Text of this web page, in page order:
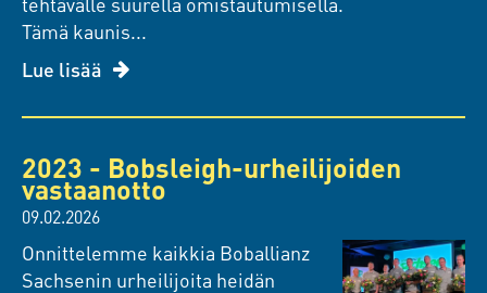
Tämä kaunis...
Lue lisää
2023 - Bobsleigh-urheilijoiden
vastaanotto
09.02.2026
Onnittelemme kaikkia Boballianz
Sachsenin urheilijoita heidän